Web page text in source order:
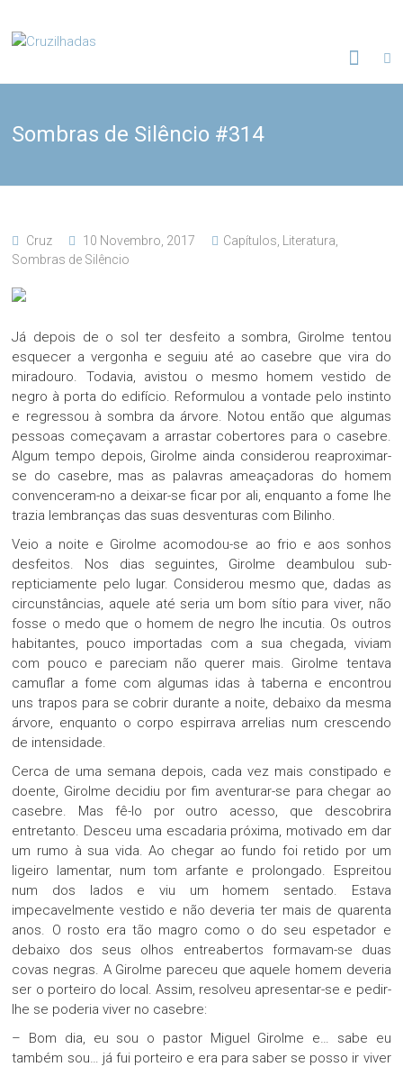
content
Cruzilhadas
Sombras de Silêncio #314
Cruz 10 Novembro, 2017 Capítulos Literatura
Sombras de Silêncio
Já depois de o sol ter desfeito a sombra, Girolme tentou
esquecer a vergonha e seguiu até ao casebre que vira do
miradouro. Todavia, avistou o mesmo homem vestido de
negro à porta do edifício. Reformulou a vontade pelo instinto
e regressou à sombra da árvore. Notou então que algumas
pessoas começavam a arrastar cobertores para o casebre.
Algum tempo depois, Girolme ainda considerou reaproximar-
se do casebre, mas as palavras ameaçadoras do homem
convenceram-no a deixar-se ficar por ali, enquanto a fome lhe
trazia lembranças das suas desventuras com Bilinho.
Veio a noite e Girolme acomodou-se ao frio e aos sonhos
desfeitos. Nos dias seguintes, Girolme deambulou sub-
repticiamente pelo lugar. Considerou mesmo que, dadas as
circunstâncias, aquele até seria um bom sítio para viver, não
fosse o medo que o homem de negro lhe incutia. Os outros
habitantes, pouco importadas com a sua chegada, viviam
com pouco e pareciam não querer mais. Girolme tentava
camuflar a fome com algumas idas à taberna e encontrou
uns trapos para se cobrir durante a noite, debaixo da mesma
árvore, enquanto o corpo espirrava arrelias num crescendo
de intensidade.
Cerca de uma semana depois, cada vez mais constipado e
doente, Girolme decidiu por fim aventurar-se para chegar ao
casebre. Mas fê-lo por outro acesso, que descobrira
entretanto. Desceu uma escadaria próxima, motivado em dar
um rumo à sua vida. Ao chegar ao fundo foi retido por um
ligeiro lamentar, num tom arfante e prolongado. Espreitou
num dos lados e viu um homem sentado. Estava
impecavelmente vestido e não deveria ter mais de quarenta
anos. O rosto era tão magro como o do seu espetador e
debaixo dos seus olhos entreabertos formavam-se duas
covas negras. A Girolme pareceu que aquele homem deveria
ser o porteiro do local. Assim, resolveu apresentar-se e pedir-
lhe se poderia viver no casebre:
– Bom dia, eu sou o pastor Miguel Girolme e… sabe eu
também sou… já fui porteiro e era para saber se posso ir viver